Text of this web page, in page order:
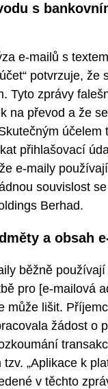
s
e-mailů s
potvrzuje, že
Tyto zprávy
na převod a že
účelem
přihlašovací
e-maily
souvislost
Berhad.
a obsah
běžně
pro [e-mailová
může lišit.
žádost o
„Aplikace k
v těchto